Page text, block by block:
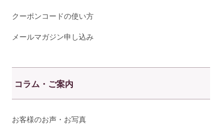
クーポンコードの使い方
メールマガジン申し込み
コラム・ご案内
お客様のお声・お写真